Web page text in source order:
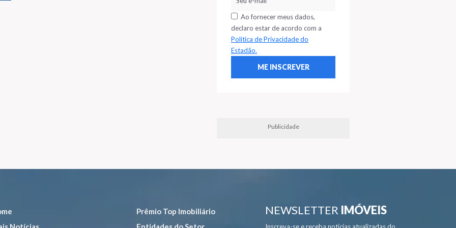
Ao fornecer meus dados,
declaro estar de acordo com a
Política de Privacidade do
Estadão.
Publicidade
Prêmio Top Imobiliário
NEWSLETTER IMÓVEIS